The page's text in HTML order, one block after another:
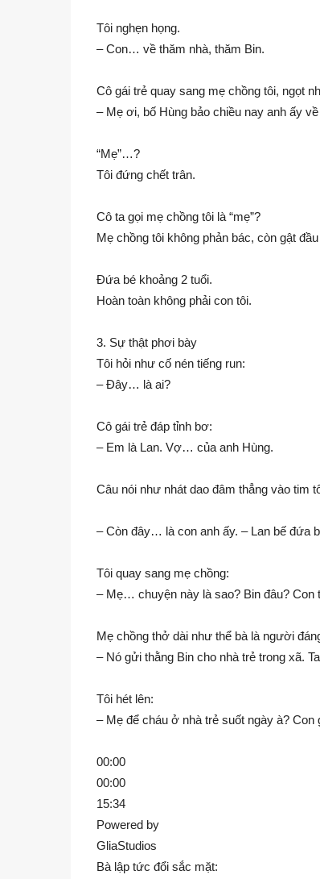
Tôi nghẹn họng.
– Con… về thăm nhà, thăm Bin.
Cô gái trẻ quay sang mẹ chồng tôi, ngọt
– Mẹ ơi, bố Hùng bảo chiều nay anh ấy
“Mẹ”…?
Tôi đứng chết trân.
Cô ta gọi mẹ chồng tôi là “mẹ”?
Mẹ chồng tôi không phản bác, còn gật
Đứa bé khoảng 2 tuổi.
Hoàn toàn không phải con tôi.
3. Sự thật phơi bày
Tôi hỏi như cố nén tiếng run:
– Đây… là ai?
Cô gái trẻ đáp tỉnh bơ:
– Em là Lan. Vợ… của anh Hùng.
Câu nói như nhát dao đâm thẳng vào tim
– Còn đây… là con anh ấy. – Lan bế đứa
Tôi quay sang mẹ chồng:
– Mẹ… chuyện này là sao? Bin đâu? Con
Mẹ chồng thở dài như thể bà là người
– Nó gửi thằng Bin cho nhà trẻ trong xã.
Tôi hét lên:
– Mẹ để cháu ở nhà trẻ suốt ngày à?
00:00
00:00
15:34
Powered by
GliaStudios
Bà lập tức đổi sắc mặt: